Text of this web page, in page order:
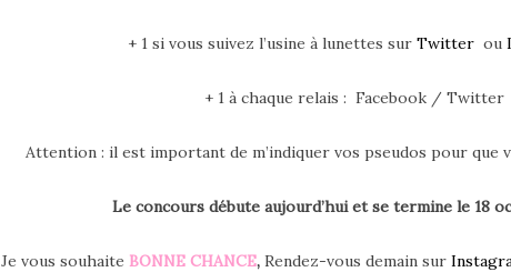
+ 1 si vous suivez l’usine à lunettes sur Twitter ou
+ 1 à chaque relais : Facebook / Twitter
Attention : il est important de m’indiquer vos pseudos pour que
Le concours débute aujourd’hui et se termine le 18
Je vous souhaite BONNE CHANCE, Rendez-vous demain sur